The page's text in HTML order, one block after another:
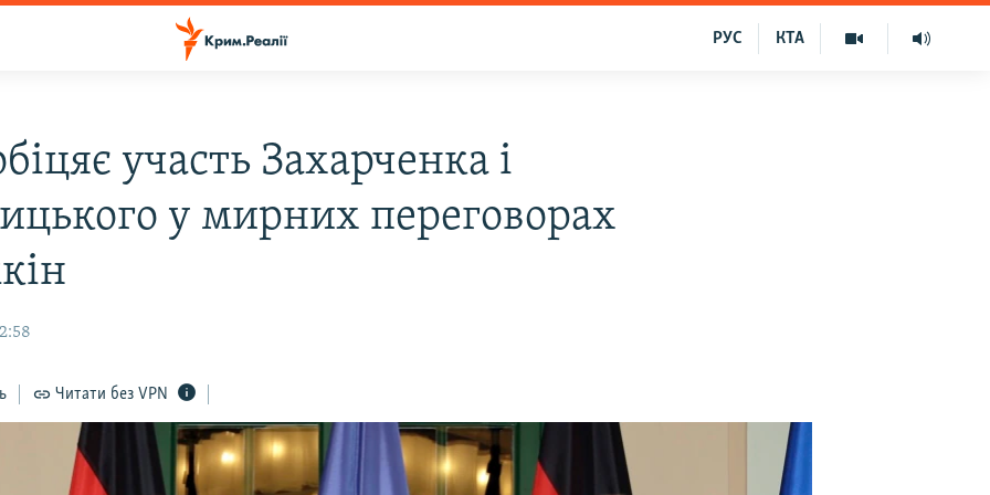
КТА
РУС
участь Захарченка і
у мирних переговорах
Читати без VPN